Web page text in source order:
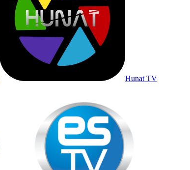
Hunat TV